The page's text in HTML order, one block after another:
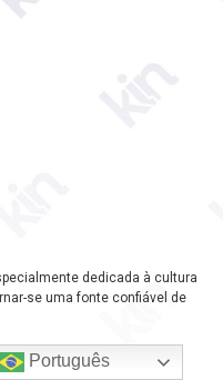
dedicada à cultura
se uma fonte confiável de
Português